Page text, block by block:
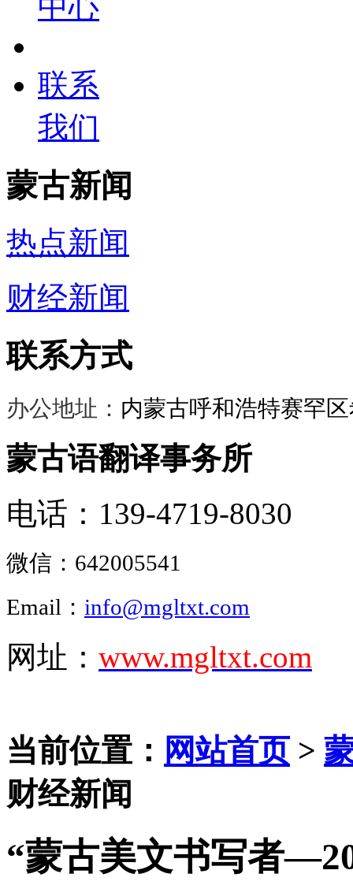
联系
我们
蒙古新闻
热点新闻
财经新闻
联系方式
办公地址： 内蒙古呼和浩特赛罕
蒙古语翻译事务所
电话：139-4719-8030
微信： 642005541
Email： info@mgltxt.com
网址： www.mgltxt.com
当前位置： 网站首页>
财经新闻
“蒙古美文书写者